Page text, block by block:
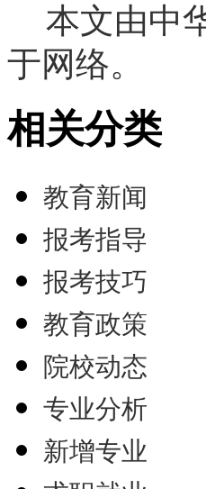
本文由中
于网络。
相关分类
教育新闻
报考指导
报考技巧
教育政策
院校动态
专业分析
新增专业